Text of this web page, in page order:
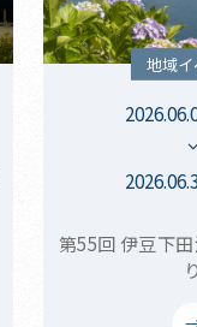
地域イ
第55回 伊豆下
り